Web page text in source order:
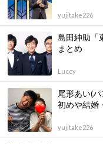
yujitake226
島田紳助「
まとめ
Luccy
尾形あい(
初めや結婚
yujitake226